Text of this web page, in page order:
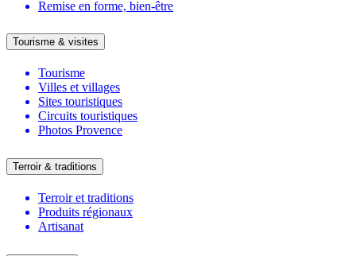
Remise en forme, bien-être
Tourisme & visites
Tourisme
Villes et villages
Sites touristiques
Circuits touristiques
Photos Provence
Terroir & traditions
Terroir et traditions
Produits régionaux
Artisanat